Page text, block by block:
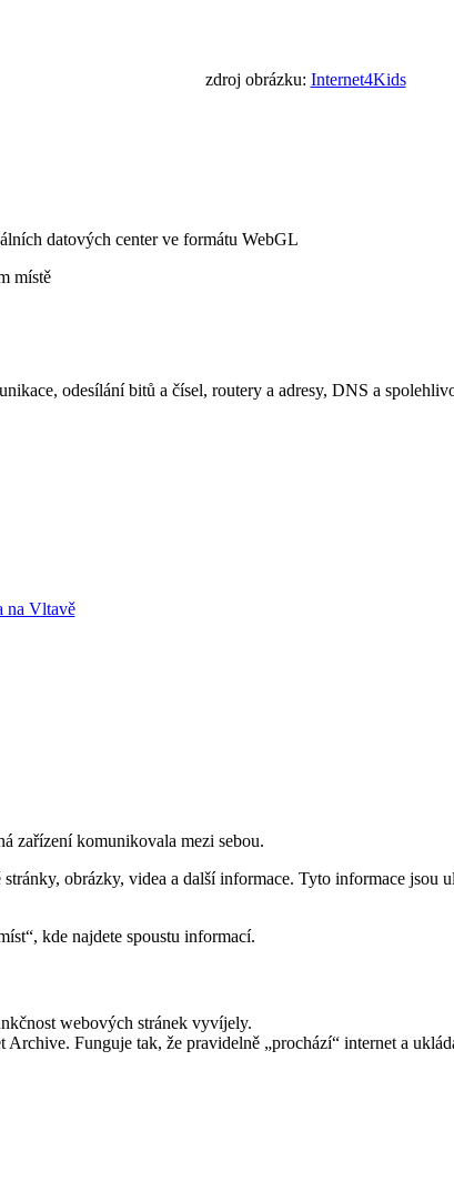
zdroj obrázku: Internet4Kids
datových center ve formátu WebGL
místě
odesílání bitů a čísel, routery a adresy, DNS a
na Vltavě
zařízení komunikovala mezi sebou.
obrázky, videa a další informace. Tyto informace jsou
kde najdete spoustu informací.
webových stránek vyvíjely.
Funguje tak, že pravidelně „prochází“ internet a